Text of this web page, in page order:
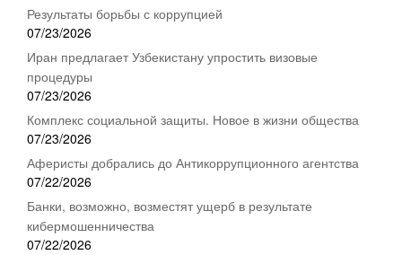
Результаты борьбы с коррупцией
07/23/2026
Иран предлагает Узбекистану упростить визовые
процедуры
07/23/2026
Комплекс социальной защиты. Новое в жизни общества
07/23/2026
Аферисты добрались до Антикоррупционного агентства
07/22/2026
Банки, возможно, возместят ущерб в результате
кибермошенничества
07/22/2026